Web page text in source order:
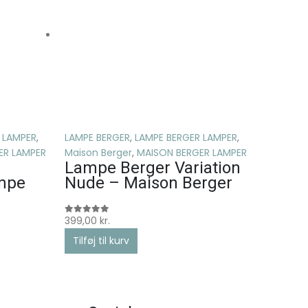
,
LAMPER
LAMPE BERGER, LAMPE BERGER LAMPER,
Maison Berger, MAISON BERGER LAMPER
Lampe Berger Variation
Nude – Maison Berger
0ud af 5
399,00 kr.
Tilføj til kurv